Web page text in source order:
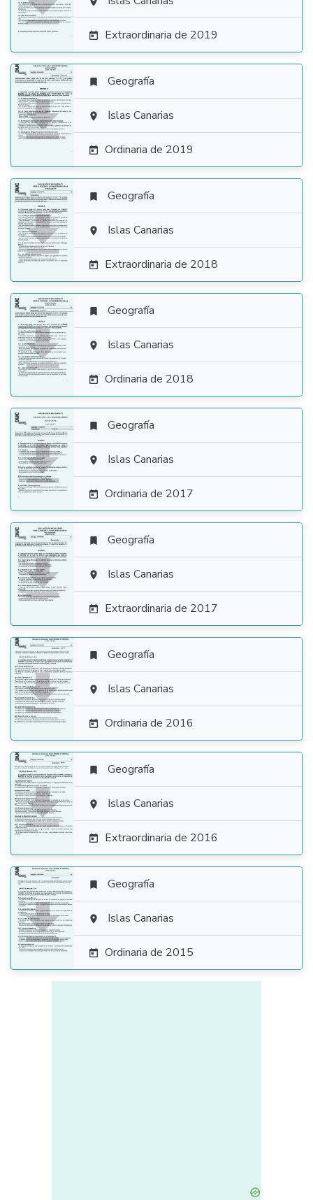
 Extraordinaria de 2019

 Geografía
 Islas Canarias
 Ordinaria de 2019

 Geografía
 Islas Canarias
 Extraordinaria de 2018

 Geografía
 Islas Canarias
 Ordinaria de 2018

 Geografía
 Islas Canarias
 Ordinaria de 2017

 Geografía
 Islas Canarias
 Extraordinaria de 2017

 Geografía
 Islas Canarias
 Ordinaria de 2016

 Geografía
 Islas Canarias
 Extraordinaria de 2016

 Geografía
 Islas Canarias
 Ordinaria de 2015